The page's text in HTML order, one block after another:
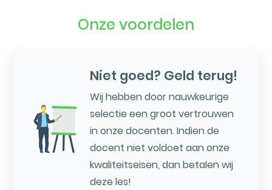
Onze voordelen
Niet goed? Geld terug!
Wij hebben door nauwkeurige
selectie een groot vertrouwen
in onze docenten. Indien de
docent niet voldoet aan onze
kwaliteitseisen, dan betalen wij
deze les!